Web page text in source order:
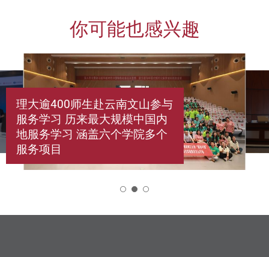
你可能也感兴趣
理大逾400师生赴云南文山参与
服务学习 历来最大规模中国内
地服务学习 涵盖六个学院多个
服务项目